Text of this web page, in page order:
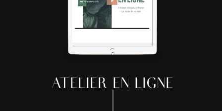
ATELIER EN LIGNE